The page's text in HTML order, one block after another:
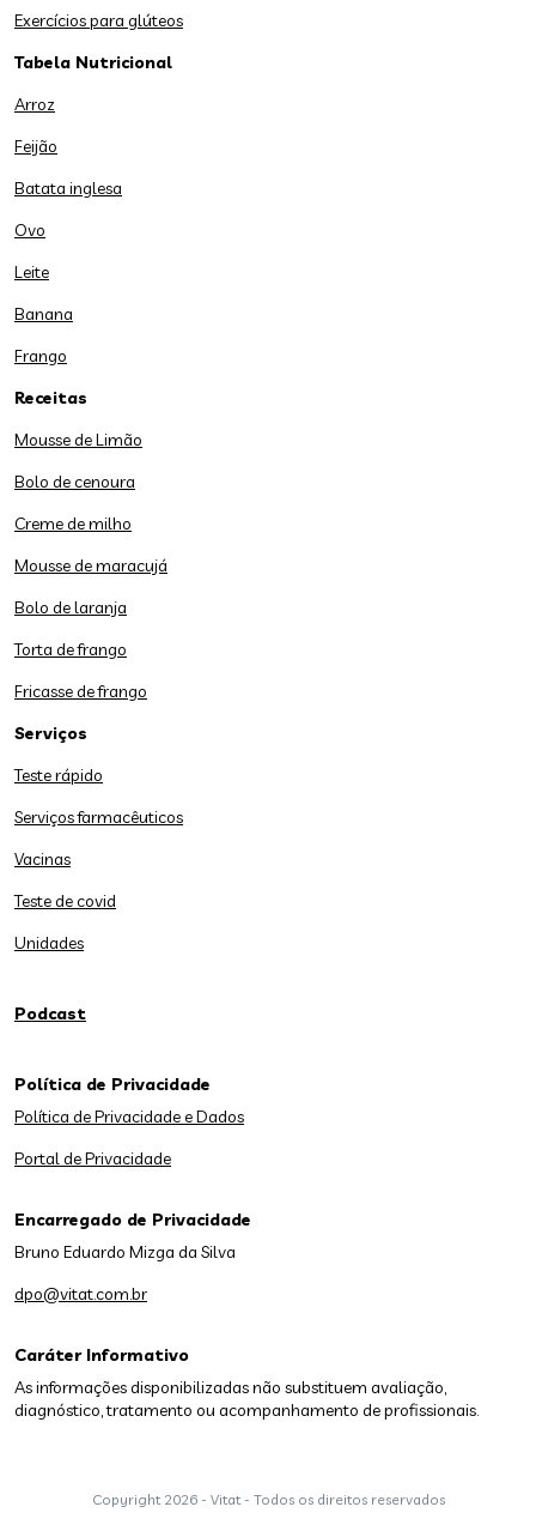
Exercícios para glúteos
Tabela Nutricional
Arroz
Feijão
Batata inglesa
Ovo
Leite
Banana
Frango
Receitas
Mousse de Limão
Bolo de cenoura
Creme de milho
Mousse de maracujá
Bolo de laranja
Torta de frango
Fricasse de frango
Serviços
Teste rápido
Serviços farmacêuticos
Vacinas
Teste de covid
Unidades
Podcast
Caráter Informativo
As informações disponibilizadas não substituem avaliação,
diagnóstico, tratamento ou acompanhamento de profissionais.
Política de Privacidade
Política de Privacidade e Dados
Portal de Privacidade
Encarregado de Privacidade
Bruno Eduardo Mizga da Silva
dpo@vitat.com.br
Copyright 2026 - Vitat - Todos os direitos reservados